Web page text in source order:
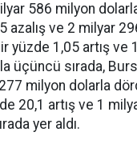
586 milyon
azalış ve 2 milyar
yüzde 1,05 artış ve
üçüncü sırada,
milyon dolarla
20,1 artış ve 1
yer aldı.